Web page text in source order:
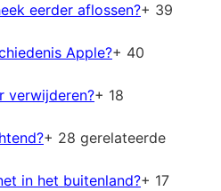
eerder aflossen?+ 39
Apple?+ 40
verwijderen?+ 18
+ 28 gerelateerde
in het buitenland?+ 17